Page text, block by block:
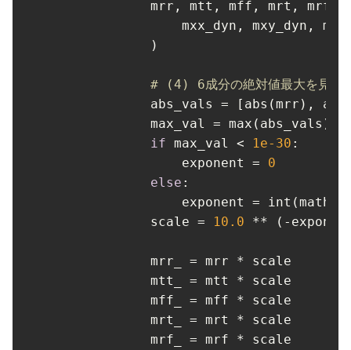
            mrr, mtt, mff, mrt, mrf,
mxx_dyn, mxy_dyn,
            )
# (4) 6成分の絶対値最大を見
abs_vals
= [abs(mrr),
max_val
= max(abs_vals)
if max_val < 1 e- 30 :
exponent
= 0
else :
exponent
=
scale = 10.0 ** (-
mrr_
= mrr * scale
mtt_
= mtt * scale
mff_
= mff * scale
mrt_
= mrt * scale
mrf_
= mrf * scale